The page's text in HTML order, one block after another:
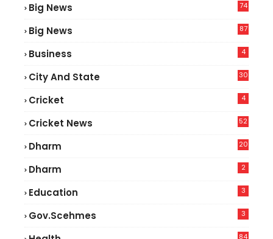
Big News
74
Big News
87
Business 4
City And State 30
Cricket 4
Cricket News
52
Dharm 20
Dharm 2
Education 3
Gov.scehmes 3
84